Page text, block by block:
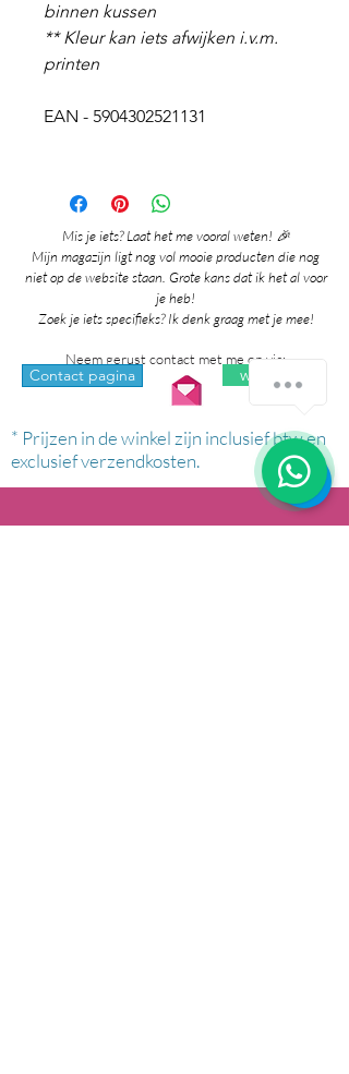
binnen kussen
** Kleur kan iets afwijken i.v.m.
printen
EAN - 5904302521131
Mis je iets? Laat het me vooral weten! 🎉
Mijn magazijn ligt nog vol mooie producten die nog
niet op de website staan. Grote kans dat ik het al voor
je heb!
Zoek je iets specifieks? Ik denk graag met je mee!
Neem gerust contact met me op via:
Contact pagina whatsapp
* Prijzen in de winkel zijn inclusief btw en
exclusief verzendkosten.